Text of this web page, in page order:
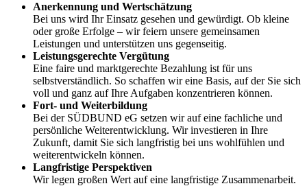
Anerkennung und Wertschätzung
Bei uns wird Ihr Einsatz gesehen und gewürdigt. Ob kleine
oder große Erfolge – wir feiern unsere gemeinsamen
Leistungen und unterstützen uns gegenseitig.
Leistungsgerechte Vergütung
Eine faire und marktgerechte Bezahlung ist für uns
selbstverständlich. So schaffen wir eine Basis, auf der Sie sich
voll und ganz auf Ihre Aufgaben konzentrieren können.
Fort- und Weiterbildung
Bei der SÜDBUND eG setzen wir auf eine fachliche und
persönliche Weiterentwicklung. Wir investieren in Ihre
Zukunft, damit Sie sich langfristig bei uns wohlfühlen und
weiterentwickeln können.
Langfristige Perspektiven
Wir legen großen Wert auf eine langfristige Zusammenarbeit.